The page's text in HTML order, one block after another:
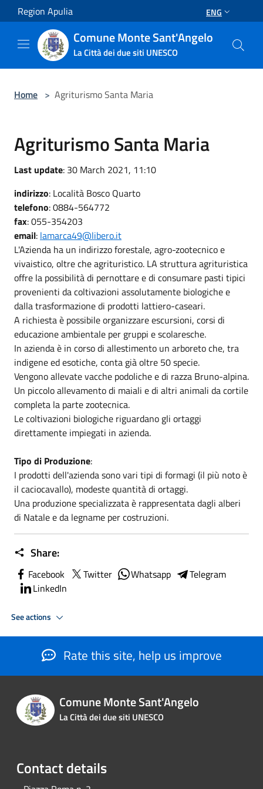
Salta al contenuto principale
Region Apulia ENG
Comune Monte Sant'Angelo
La Città dei due siti UNESCO
Home > ​​​​​​​Agriturismo Santa Maria
​​​​​​​Agriturismo Santa Maria
Last update: 30 March 2021, 11:10
indirizzo: Località Bosco Quarto
telefono: 0884-564772
fax: 055-354203
email: lamarca49@libero.it
L'Azienda ha un indirizzo forestale, agro-zootecnico e
vivaistico, oltre che agrituristico. LA struttura agrituristica
offre la possibilità di pernottare e di consumare pasti tipici
provenienti da coltivazioni assolutamente biologiche e
dalla trasformazione di prodotti lattiero-caseari.
A richiesta è possibile organizzare escursioni, corsi di
educazione ambientale per gruppi e scolaresche.
In azienda è in corso di allestimento un arboreto che, tra
indigene ed esotiche, conta già oltre 50 specie.
Vengono allevate vacche podoliche e di razza Bruno-alpina.
Un piccolo allevamento di maiali e di altri animali da cortile
completa la parte zootecnica.
Le coltivazioni biologiche riguardano gli ortaggi
direttamente impiegati in azienda.
Tipo di Produzione:
I prodotti dell'azienda sono vari tipi di formagi (il più noto è
il caciocavallo), modeste quantità di ortaggi.
Una produzione specializzata è rappresentata dagli alberi
di Natale e da legname per costruzioni.
Share:
Facebook Twitter Whatsapp
Telegram
LinkedIn
See actions
Rate this site, help us improve
Comune Monte Sant'Angelo
La Città dei due siti UNESCO
Contact details